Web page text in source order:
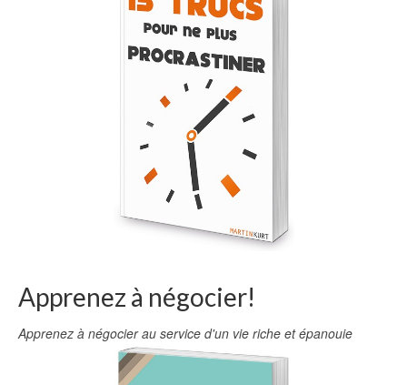
Apprenez à négocier!
Apprenez à négocier au service d'un vie riche et épanouie